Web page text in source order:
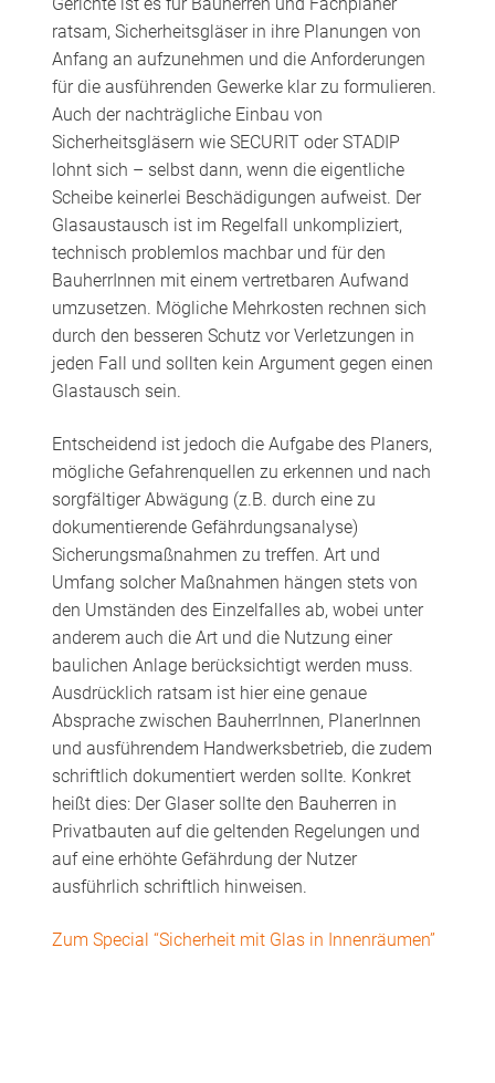
ratsam, Sicherheitsgläser in ihre Planungen von
Anfang an aufzunehmen und die Anforderungen
für die ausführenden Gewerke klar zu formulieren.
Auch der nachträgliche Einbau von
Sicherheitsgläsern wie SECURIT oder STADIP
lohnt sich – selbst dann, wenn die eigentliche
Scheibe keinerlei Beschädigungen aufweist. Der
Glasaustausch ist im Regelfall unkompliziert,
technisch problemlos machbar und für den
BauherrInnen mit einem vertretbaren Aufwand
umzusetzen. Mögliche Mehrkosten rechnen sich
durch den besseren Schutz vor Verletzungen in
jeden Fall und sollten kein Argument gegen einen
Glastausch sein.
Entscheidend ist jedoch die Aufgabe des Planers,
mögliche Gefahrenquellen zu erkennen und nach
sorgfältiger Abwägung (z.B. durch eine zu
dokumentierende Gefährdungsanalyse)
Sicherungsmaßnahmen zu treffen. Art und
Umfang solcher Maßnahmen hängen stets von
den Umständen des Einzelfalles ab, wobei unter
anderem auch die Art und die Nutzung einer
baulichen Anlage berücksichtigt werden muss.
Ausdrücklich ratsam ist hier eine genaue
Absprache zwischen BauherrInnen, PlanerInnen
und ausführendem Handwerksbetrieb, die zudem
schriftlich dokumentiert werden sollte. Konkret
heißt dies: Der Glaser sollte den Bauherren in
Privatbauten auf die geltenden Regelungen und
auf eine erhöhte Gefährdung der Nutzer
ausführlich schriftlich hinweisen.
Zum Special “Sicherheit mit Glas in Innenräumen”